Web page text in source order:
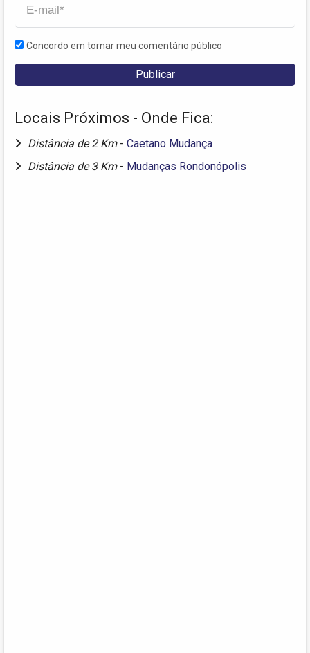
Concordo em tornar meu comentário público
Locais Próximos - Onde Fica:
Distância de 2 Km - Caetano Mudança
Distância de 3 Km - Mudanças Rondonópolis